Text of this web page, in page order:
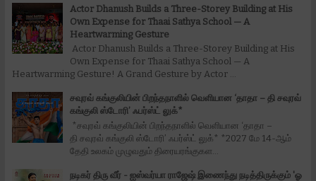
Actor Dhanush Builds a Three-Storey Building at His
Own Expense for Thaai Sathya School — A
Heartwarming Gesture
Actor Dhanush Builds a Three-Storey Building at His
Own Expense for Thaai Sathya School — A
Heartwarming Gesture! A Grand Gesture by Actor ...
சவுரவ் கங்குலியின் பிறந்தநாளில் வெளியான ‘தாதா – தி சவுரவ்
கங்குலி ஸ்டோரி’ ஃபர்ஸ்ட் லுக்*
*சவுரவ் கங்குலியின் பிறந்தநாளில் வெளியான ‘தாதா –
தி சவுரவ் கங்குலி ஸ்டோரி’ ஃபர்ஸ்ட் லுக்* *2027 மே 14-ஆம்
தேதி உலகம் முழுவதும் திரையரங்குகள...
நடிகர் திரு வீர் - ஐஸ்வர்யா ராஜேஷ் இணைந்து நடித்திருக்கும் 'ஓ